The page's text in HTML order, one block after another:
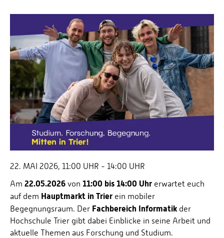
22. MAI 2026, 11:00 UHR - 14:00 UHR
Am 22.05.2026 von 11:00 bis 14:00 Uhr erwartet euch
auf dem Hauptmarkt in Trier ein mobiler
Begegnungsraum. Der Fachbereich Informatik der
Hochschule Trier gibt dabei Einblicke in seine Arbeit und
aktuelle Themen aus Forschung und Studium.